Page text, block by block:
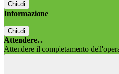
Chiudi
Informazione
Chiudi
Attendere...
Attendere il completamento